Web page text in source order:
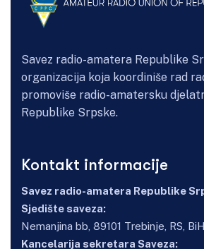
Savez radio-amatera Republike
organizacija koja koordiniše rad
promoviše radio-amatersku
Republike Srpske.
Kontakt informacije
Savez radio-amatera Republike
Sjedište saveza:
Nemanjina bb, 89101 Trebinje, RS, BiH
Kancelarija sekretara Saveza: